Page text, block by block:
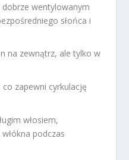
dobrze wentylowanym
słońca i
na zewnątrz, ale tylko w
zapewni cyrkulację
włosiem,
podczas